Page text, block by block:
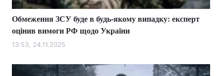
Обмеження ЗСУ буде в будь-якому випадку: експерт
оцінив вимоги РФ щодо України
13:53, 24.11.2025